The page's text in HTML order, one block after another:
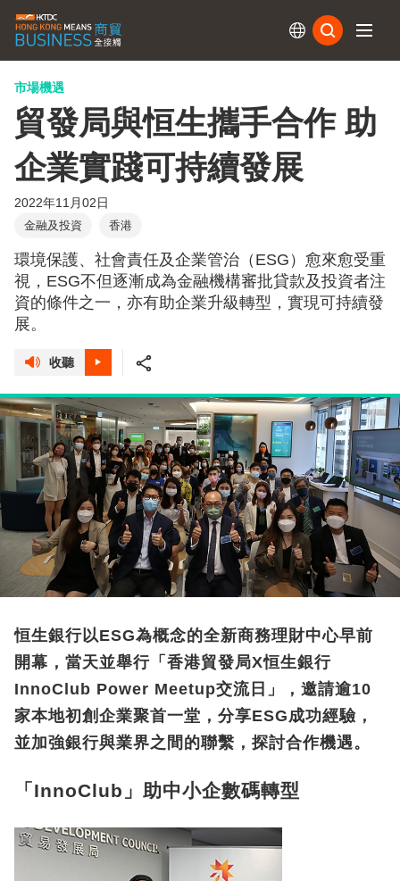
市場機遇
貿發局與恒生攜手合作 助
企業實踐可持續發展
2022年11月02日
金融及投資 香港
環境保護、社會責任及企業管治（ESG）愈來愈受重
視，ESG不但逐漸成為金融機構審批貸款及投資者注
資的條件之一，亦有助企業升級轉型，實現可持續發
展。
收聽
恒生銀行以ESG為概念的全新商務理財中心早前
開幕，當天並舉行「香港貿發局X恒生銀行
InnoClub Power Meetup交流日」，邀請逾10
家本地初創企業聚首一堂，分享ESG成功經驗，
並加強銀行與業界之間的聯繫，探討合作機遇。
「InnoClub」助中小企數碼轉型